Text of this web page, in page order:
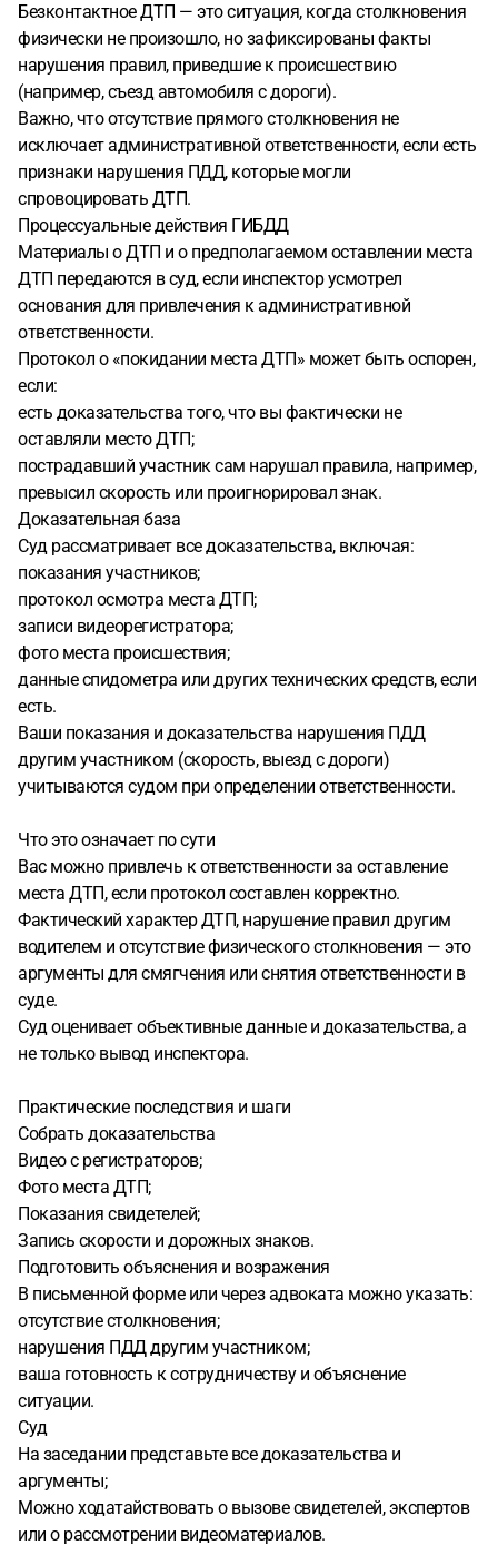
Безконтактное ДТП — это ситуация, когда столкновения
физически не произошло, но зафиксированы факты
нарушения правил, приведшие к происшествию
(например, съезд автомобиля с дороги).
Важно, что отсутствие прямого столкновения не
исключает административной ответственности, если есть
признаки нарушения ПДД, которые могли
спровоцировать ДТП.
Процессуальные действия ГИБДД
Материалы о ДТП и о предполагаемом оставлении места
ДТП передаются в суд, если инспектор усмотрел
основания для привлечения к административной
ответственности.
Протокол о «покидании места ДТП» может быть оспорен,
если:
есть доказательства того, что вы фактически не
оставляли место ДТП;
пострадавший участник сам нарушал правила, например,
превысил скорость или проигнорировал знак.
Доказательная база
Суд рассматривает все доказательства, включая:
показания участников;
протокол осмотра места ДТП;
записи видеорегистратора;
фото места происшествия;
данные спидометра или других технических средств, если
есть.
Ваши показания и доказательства нарушения ПДД
другим участником (скорость, выезд с дороги)
учитываются судом при определении ответственности.
Что это означает по сути
Вас можно привлечь к ответственности за оставление
места ДТП, если протокол составлен корректно.
Фактический характер ДТП, нарушение правил другим
водителем и отсутствие физического столкновения — это
аргументы для смягчения или снятия ответственности в
суде.
Суд оценивает объективные данные и доказательства, а
не только вывод инспектора.
Практические последствия и шаги
Собрать доказательства
Видео с регистраторов;
Фото места ДТП;
Показания свидетелей;
Запись скорости и дорожных знаков.
Подготовить объяснения и возражения
В письменной форме или через адвоката можно указать:
отсутствие столкновения;
нарушения ПДД другим участником;
ваша готовность к сотрудничеству и объяснение
ситуации.
Суд
На заседании представьте все доказательства и
аргументы;
Можно ходатайствовать о вызове свидетелей, экспертов
или о рассмотрении видеоматериалов.